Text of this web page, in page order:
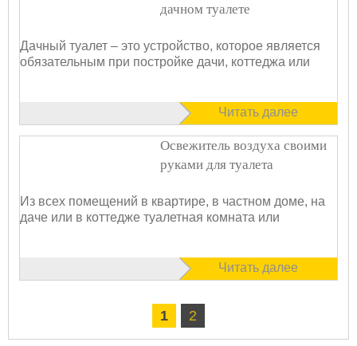
дачном туалете
Дачный туалет – это устройство, которое является
обязательным при постройке дачи, коттеджа или
Читать далее
Освежитель воздуха своими
руками для туалета
Из всех помещений в квартире, в частном доме, на
даче или в коттедже туалетная комната или
Читать далее
1 2